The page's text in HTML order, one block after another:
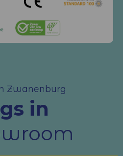
Zwanenburg
in